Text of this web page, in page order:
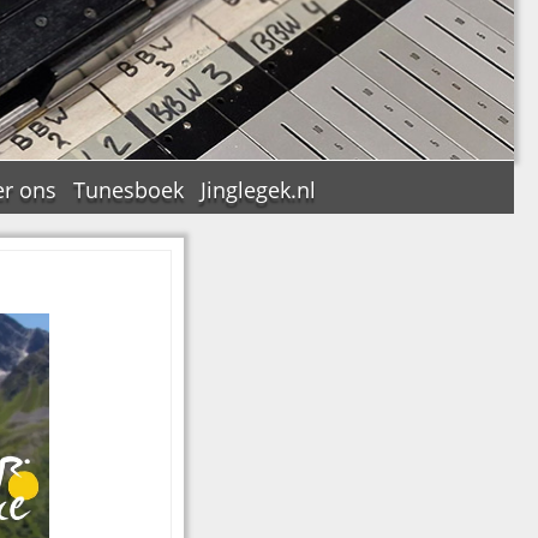
ons Tunesboek Jinglegek.nl